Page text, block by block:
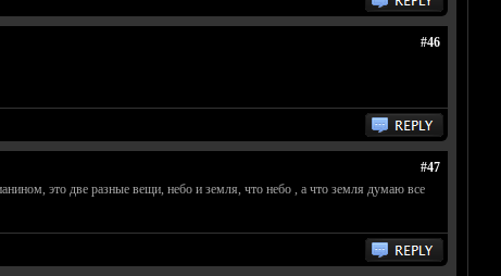
#46
#47
это две разные вещи, небо и земля, что небо , а что земля думаю все